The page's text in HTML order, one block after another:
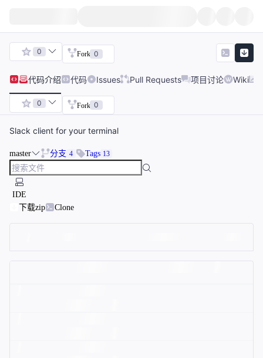
0 Fork 0
代码介绍 代码 Issues Pull Requests 项目讨论 Wiki
0 Fork 0
Slack client for your terminal
master 分支 4 Tags 13
IDE
下载zip
Clone